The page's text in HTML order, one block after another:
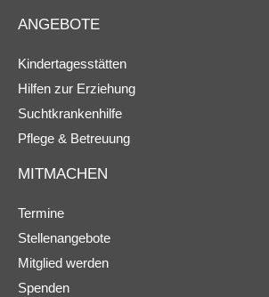
ANGEBOTE
Kindertagesstätten
Hilfen zur Erziehung
Suchtkrankenhilfe
Pflege & Betreuung
MITMACHEN
Termine
Stellenangebote
Mitglied werden
Spenden